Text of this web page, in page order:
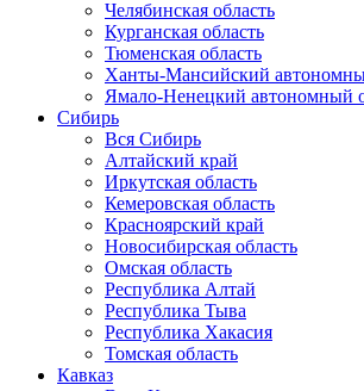
Челябинская область
Курганская область
Тюменская область
Ханты-Мансийский
Ямало-Ненецкий автономный
Сибирь
Вся Сибирь
Алтайский край
Иркутская область
Кемеровская область
Красноярский край
Новосибирская область
Омская область
Республика Алтай
Республика Тыва
Республика Хакасия
Томская область
Кавказ